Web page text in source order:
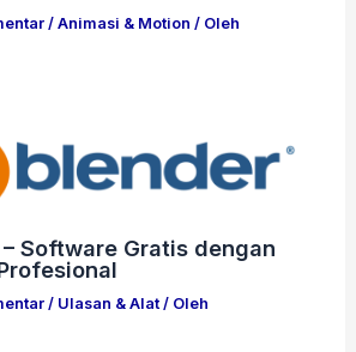
/ Animasi & Motion / Oleh
Software Gratis dengan
/ Ulasan & Alat/ Oleh